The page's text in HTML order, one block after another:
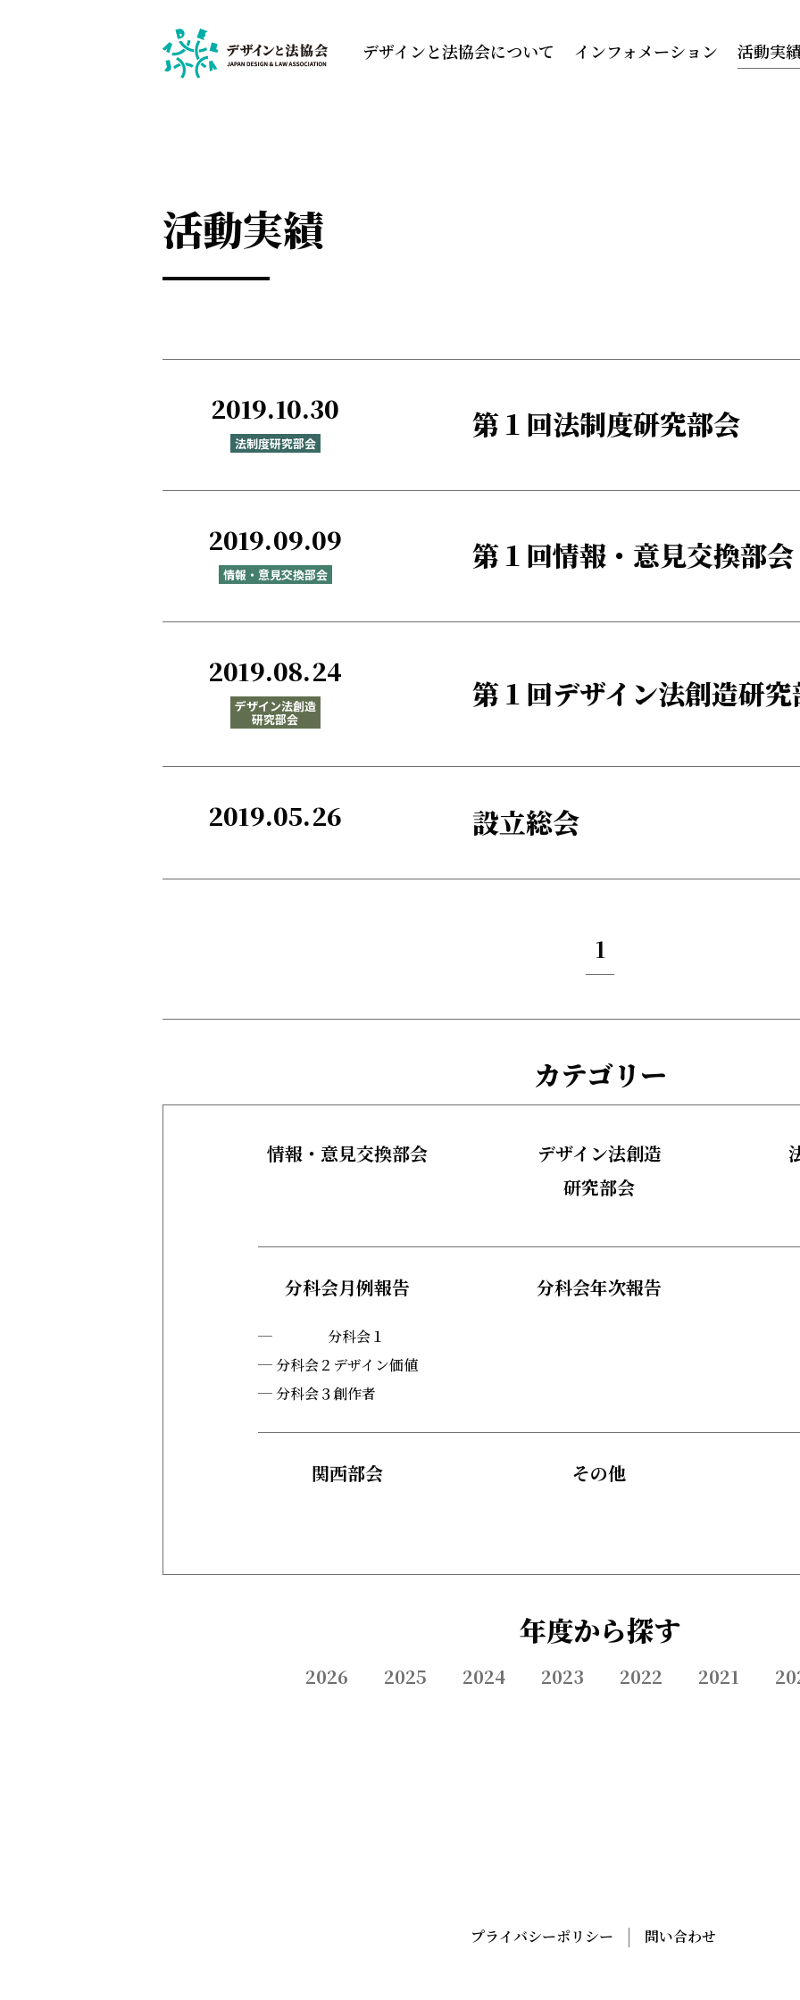
デザインと法協会について インフォメーション 活動実
活動実績
2019.10.30
法制度研究部会
第１回法制度研究部会
2019.09.09
情報・意見交換部会
第１回情報・意見交換部会
2019.08.24
デザイン法創造
研究部会
第１回デザイン法創造研
2019.05.26 設立総会
1
カテゴリー
情報・意見交換部会
デザイン法創造
研究部会
分科会月例報告
分科会１
分科会２デザイン価値
分科会３創作者
分科会年次報告
関西部会 その他
年度から探す
2026 2025 2024 2023 2022 2021
プライバシーポリシー 問い合わせ